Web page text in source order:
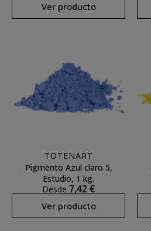
Ver producto
TOTENART
Pigmento Azul claro 5,
Estudio, 1 kg.
Desde 7,42 €
Ver producto